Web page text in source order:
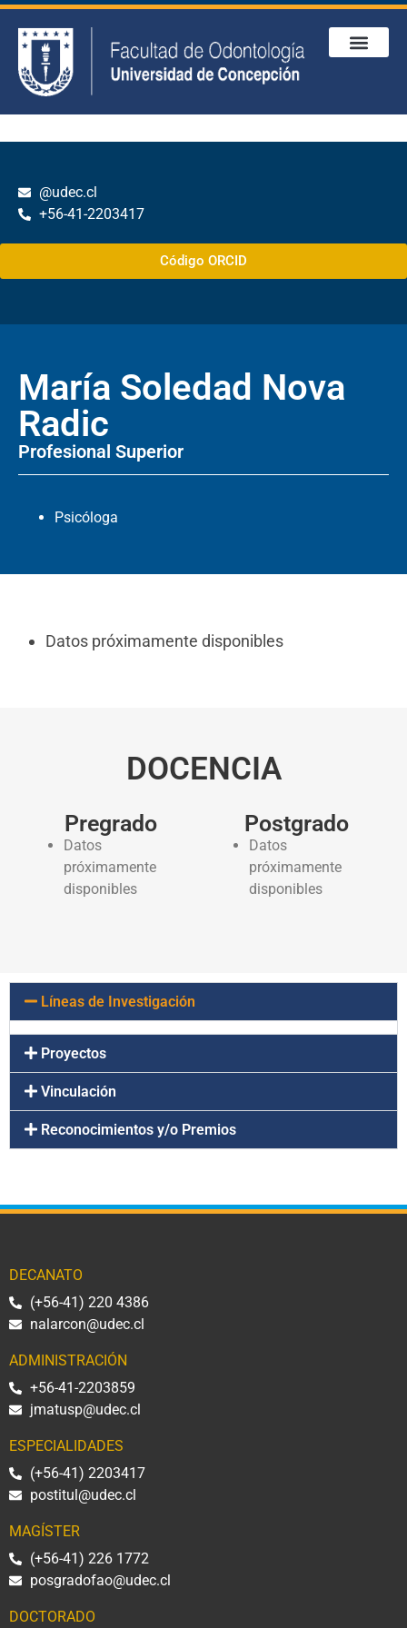
@udec.cl
+56-41-2203417
Código ORCID
María Soledad Nova
Radic
Profesional Superior
Psicóloga
Datos próximamente disponibles
DOCENCIA
Pregrado
Datos
próximamente
disponibles
Postgrado
Datos
próximamente
disponibles
Líneas de Investigación
Proyectos
Vinculación
Reconocimientos y/o Premios
DECANATO
(+56-41) 220 4386
nalarcon@udec.cl
ADMINISTRACIÓN
+56-41-2203859
jmatusp@udec.cl
ESPECIALIDADES
(+56-41) 2203417
postitul@udec.cl
MAGÍSTER
(+56-41) 226 1772
posgradofao@udec.cl
DOCTORADO